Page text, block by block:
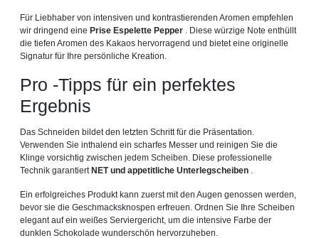
Für Liebhaber von intensiven und kontrastierenden Aromen empfehlen
wir dringend eine Prise Espelette Pepper . Diese würzige Note enthüllt
die tiefen Aromen des Kakaos hervorragend und bietet eine originelle
Signatur für Ihre persönliche Kreation.
Pro -Tipps für ein perfektes
Ergebnis
Das Schneiden bildet den letzten Schritt für die Präsentation.
Verwenden Sie inthalend ein scharfes Messer und reinigen Sie die
Klinge vorsichtig zwischen jedem Scheiben. Diese professionelle
Technik garantiert NET und appetitliche Unterlegscheiben .
Ein erfolgreiches Produkt kann zuerst mit den Augen genossen werden,
bevor sie die Geschmacksknospen erfreuen. Ordnen Sie Ihre Scheiben
elegant auf ein weißes Serviergericht, um die intensive Farbe der
dunklen Schokolade wunderschön hervorzuheben.